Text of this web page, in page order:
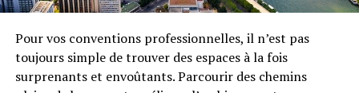
Pour vos conventions professionnelles, il n’est pas
toujours simple de trouver des espaces à la fois
surprenants et envoûtants. Parcourir des chemins